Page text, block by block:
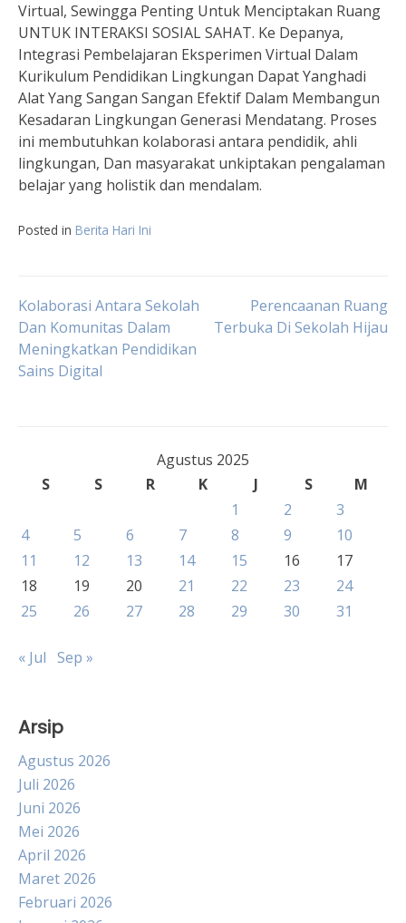
Virtual, Sewingga Penting Untuk Menciptakan Ruang
UNTUK INTERAKSI SOSIAL SAHAT. Ke Depanya,
Integrasi Pembelajaran Eksperimen Virtual Dalam
Kurikulum Pendidikan Lingkungan Dapat Yanghadi
Alat Yang Sangan Sangan Efektif Dalam Membangun
Kesadaran Lingkungan Generasi Mendatang. Proses
ini membutuhkan kolaborasi antara pendidik, ahli
lingkungan, Dan masyarakat unkiptakan pengalaman
belajar yang holistik dan mendalam.
Posted in Berita Hari Ini
Navigasi
pos
Kolaborasi Antara Sekolah
Dan Komunitas Dalam
Meningkatkan Pendidikan
Sains Digital
Perencaanan Ruang
Terbuka Di Sekolah Hijau
Agustus 2025
S
S R K J S
M
1
2
3
4
5 6 7 8 9
10
11
12 13 14 15 16
17
18
19 20 21 22 23
24
25
26 27 28 29 30 31
« Jul Sep »
Arsip
Agustus 2026
Juli 2026
Juni 2026
Mei 2026
April 2026
Maret 2026
Februari 2026